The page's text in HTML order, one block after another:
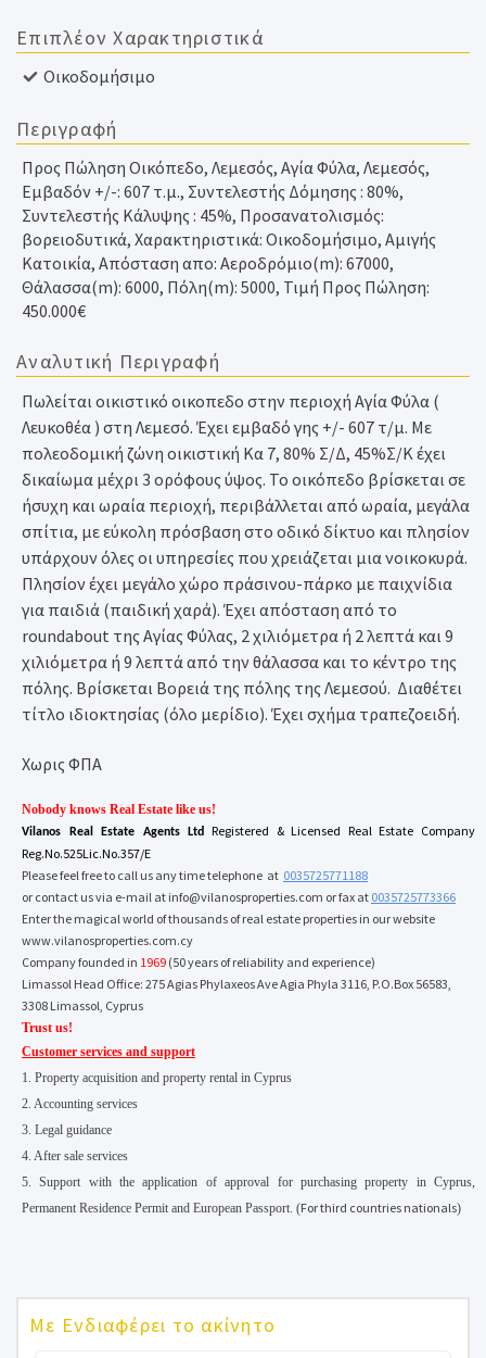
Επιπλέον Χαρακτηριστικά
Οικοδομήσιμο
Περιγραφή
Προς Πώληση Οικόπεδο, Λεμεσός, Αγία Φύλα, Λεμεσός,
Εμβαδόν +/-: 607 τ.μ., Συντελεστής Δόμησης : 80%,
Συντελεστής Κάλυψης : 45%, Προσανατολισμός:
βορειοδυτικά, Χαρακτηριστικά: Οικοδομήσιμο, Αμιγής
Κατοικία, Απόσταση απο: Αεροδρόμιο(m): 67000,
Θάλασσα(m): 6000, Πόλη(m): 5000, Τιμή Προς Πώληση:
450.000€
Αναλυτική Περιγραφή
Πωλείται οικιστικό οικοπεδο στην περιοχή Αγία Φύλα (
Λευκοθέα ) στη Λεμεσό. Έχει εμβαδό γης +/- 607 τ/μ. Με
πολεοδομική ζώνη οικιστική Κα 7, 80% Σ/Δ, 45%Σ/Κ έχει
δικαίωμα μέχρι 3 ορόφους ύψος. Το οικόπεδο βρίσκεται σε
ήσυχη και ωραία περιοχή, περιβάλλεται από ωραία, μεγάλα
σπίτια, με εύκολη πρόσβαση στο οδικό δίκτυο και πλησίον
υπάρχουν όλες οι υπηρεσίες που χρειάζεται μια νοικοκυρά.
Πλησίον έχει μεγάλο χώρο πράσινου-πάρκο με παιχνίδια
για παιδιά (παιδική χαρά). Έχει απόσταση από το
roundabout της Αγίας Φύλας, 2 χιλιόμετρα ή 2 λεπτά και 9
χιλιόμετρα ή 9 λεπτά από την θάλασσα και το κέντρο της
πόλης. Βρίσκεται Βορειά της πόλης της Λεμεσού. Διαθέτει
τίτλο ιδιοκτησίας (όλο μερίδιο). Έχει σχήμα τραπεζοειδή.
Χωρις ΦΠΑ
Nobody knows Real Estate like us!
Vilanos Real Estate Agents Ltd
Registered & Licensed Real Estate Company
Reg.No.525Lic.No.357/E
Please feel free to call us any time telephone at 0035725771188
or contact us via e-mail at info@vilanosproperties.com or fax at 0035725773366
Enter the magical world of thousands of real estate properties in our website
www.vilanosproperties.com.cy
Company founded in 1969 (50 years of reliability and experience)
Limassol Head Office: 275 Agias Phylaxeos Αve Agia Phyla 3116, P.O.Box 56583,
3308 Limassol, Cyprus
Trust us!
Customer services and support
1. Property acquisition and property rental in Cyprus
2. Accounting services
3. Legal guidance
4. After sale services
5. Support with the application of approval for purchasing property in Cyprus,
Permanent Residence Permit and European Passport. (For third countries nationals)
Με Ενδιαφέρει το ακίνητο